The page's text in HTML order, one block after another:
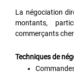
La négociation
montants,
commerçants
Techniques de